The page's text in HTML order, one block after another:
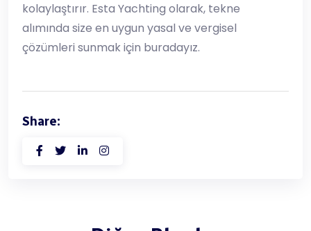
kolaylaştırır. Esta Yachting olarak, tekne
alımında size en uygun yasal ve vergisel
çözümleri sunmak için buradayız.
Share: